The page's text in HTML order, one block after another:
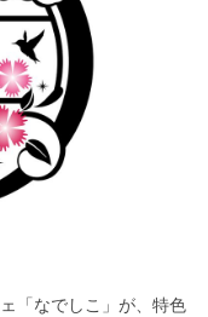
「なでしこ」が、特色